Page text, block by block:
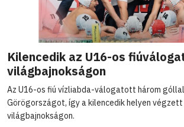
Kilencedik az U16-os
világbajnokságon
Az U16-os fiú vízliabda-válogatott három
Görögországot, így a kilencedik helyen végzett
világbajnokságon.